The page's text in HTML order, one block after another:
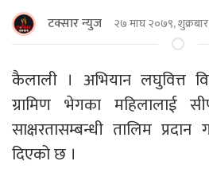
टक्सार न्युज २७ माघ २०७९, शुक्रबार
कैलाली । अभियान लघुवित्त
ग्रामिण भेगका महिलालाई
साक्षरतासम्बन्धी तालिम प्रदान
दिएको छ ।